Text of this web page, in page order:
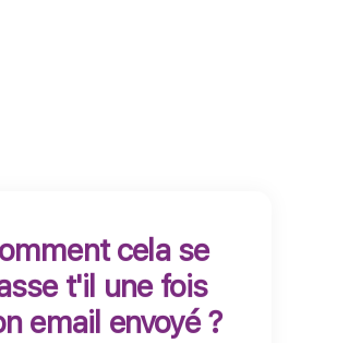
cela se
t'il une fois
email envoyé ?